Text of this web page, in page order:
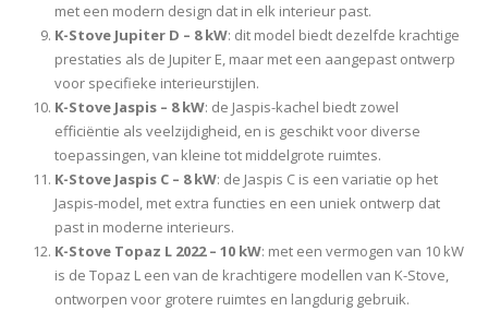
met een modern design dat in elk interieur past.
K-Stove Jupiter D – 8 kW: dit model biedt dezelfde krachtige
prestaties als de Jupiter E, maar met een aangepast ontwerp
voor specifieke interieurstijlen.
K-Stove Jaspis – 8 kW: de Jaspis-kachel biedt zowel
efficiëntie als veelzijdigheid, en is geschikt voor diverse
toepassingen, van kleine tot middelgrote ruimtes.
K-Stove Jaspis C – 8 kW: de Jaspis C is een variatie op het
Jaspis-model, met extra functies en een uniek ontwerp dat
past in moderne interieurs.
K-Stove Topaz L 2022 – 10 kW: met een vermogen van 10 kW
is de Topaz L een van de krachtigere modellen van K-Stove,
ontworpen voor grotere ruimtes en langdurig gebruik.